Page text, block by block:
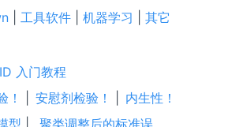
工具软件 |机器学习 |其它
入门教程
！
|安慰剂检验！
内生性！